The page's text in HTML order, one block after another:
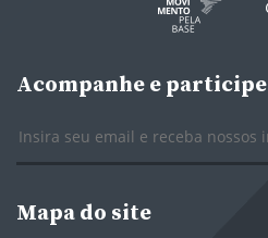
Acompanhe e participe
Mapa do site